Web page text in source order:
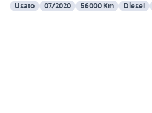
Usato
07/2020 56000 Km Diesel